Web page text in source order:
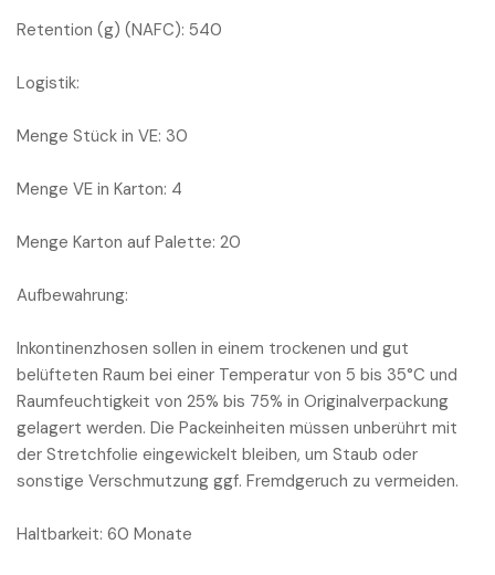
Retention (g) (NAFC): 540
Logistik:
Menge Stück in VE: 30
Menge VE in Karton: 4
Menge Karton auf Palette: 20
Aufbewahrung:
Inkontinenzhosen sollen in einem trockenen und gut
belüfteten Raum bei einer Temperatur von 5 bis 35°C und
Raumfeuchtigkeit von 25% bis 75% in Originalverpackung
gelagert werden. Die Packeinheiten müssen unberührt mit
der Stretchfolie eingewickelt bleiben, um Staub oder
sonstige Verschmutzung ggf. Fremdgeruch zu vermeiden.
Haltbarkeit: 60 Monate